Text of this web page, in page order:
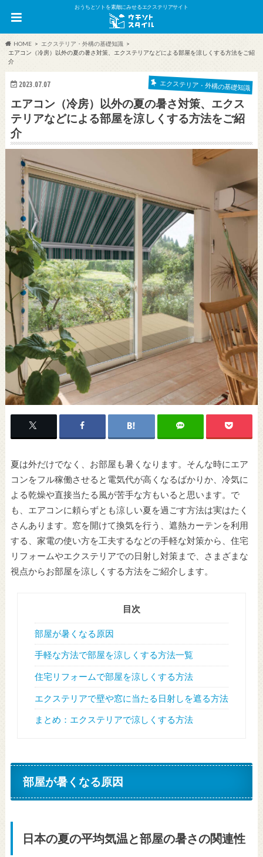
おうちとソトを素敵にみせるエクステリアサイト
HOME
エクステリア・外構の基礎知識
エアコン（冷房）以外の夏の暑さ対策、エクステリアなどによる部屋を涼しくする方法をご紹
介
2023.07.07 エクステリア・外構の基礎知識
エアコン（冷房）以外の夏の暑さ対策、エクス
テリアなどによる部屋を涼しくする方法をご紹
介
夏は外だけでなく、お部屋も暑くなります。そんな時にエア
コンをフル稼働させると電気代が高くなるばかりか、冷気に
よる乾燥や直接当たる風が苦手な方もいると思います。で
も、エアコンに頼らずとも涼しい夏を過ごす方法は実はたく
さんあります。窓を開けて換気を行う、遮熱カーテンを利用
する、家電の使い方を工夫するなどの手軽な対策から、住宅
リフォームやエクステリアでの日射し対策まで、さまざまな
視点からお部屋を涼しくする方法をご紹介します。
目次
部屋が暑くなる原因
手軽な方法で部屋を涼しくする方法一覧
住宅リフォームで部屋を涼しくする方法
エクステリアで壁や窓に当たる日射しを遮る方法
まとめ：エクステリアで涼しくする方法
部屋が暑くなる原因
日本の夏の平均気温と部屋の暑さの関連性